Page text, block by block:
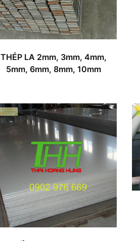
THÉP LA 2mm, 3mm, 4mm,
5mm, 6mm, 8mm, 10mm